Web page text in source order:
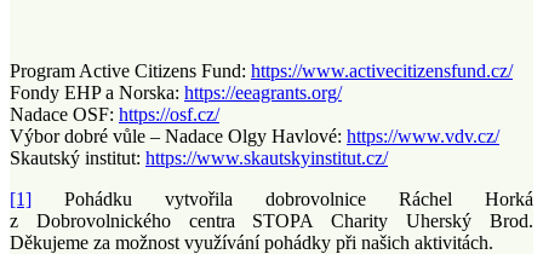
Program Active Citizens Fund: https://www.activecitizensfund.cz/
Fondy EHP a Norska: https://eeagrants.org/
Nadace OSF: https://osf.cz/
Výbor dobré vůle – Nadace Olgy Havlové: https://www.vdv.cz/
Skautský institut: https://www.skautskyinstitut.cz/
[1] Pohádku vytvořila dobrovolnice Ráchel Horká
z Dobrovolnického centra STOPA Charity Uherský Brod.
Děkujeme za možnost využívání pohádky při našich aktivitách.